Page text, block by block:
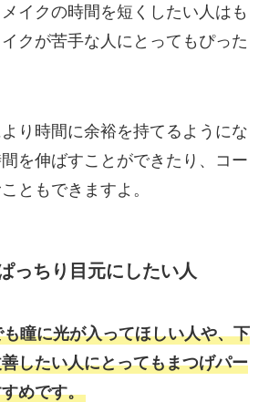
イクの時間を短くしたい人はも
クが苦手な人にとってもぴった
り時間に余裕を持てるようにな
を伸ばすことができたり、コー
ともできますよ。
っちり目元にしたい人
瞳に光が入ってほしい人や、下
したい人にとってもまつげパー
めです。